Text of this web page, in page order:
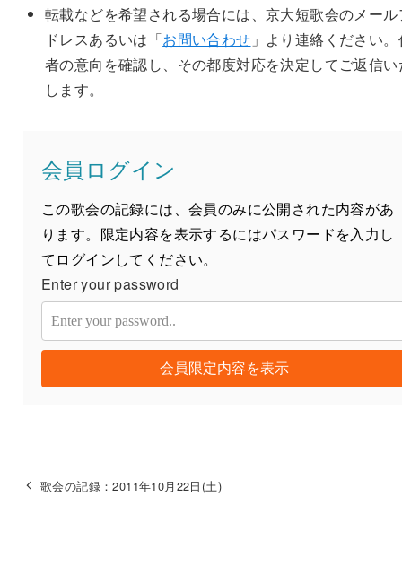
転載などを希望される場合には、京大短歌会のメール
ドレスあるいは「お問い合わせ 」より連絡ください
者の意向を確認し、その都度対応を決定してご返信い
します。
会員ログイン
この歌会の記録には、会員のみに公開された内容があ
ります。限定内容を表示するにはパスワードを入力し
てログインしてください。
Enter your password
会員限定内容を表示
歌会の記録：2011年10月22日(土)